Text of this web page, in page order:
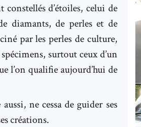
d’étoiles, celui de
diamants, de perles et de
par les perles de culture,
surtout ceux d’un
l’on qualifie aujourd’hui de
ne cessa de guider ses
créations.